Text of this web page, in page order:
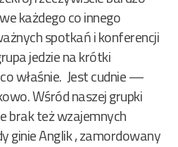
każdego co innego
spotkań i konferencji
jedzie na krótki
właśnie. Jest cudnie —
Wśród naszej grupki
brak też wzajemnych
ginie Anglik , zamordowany